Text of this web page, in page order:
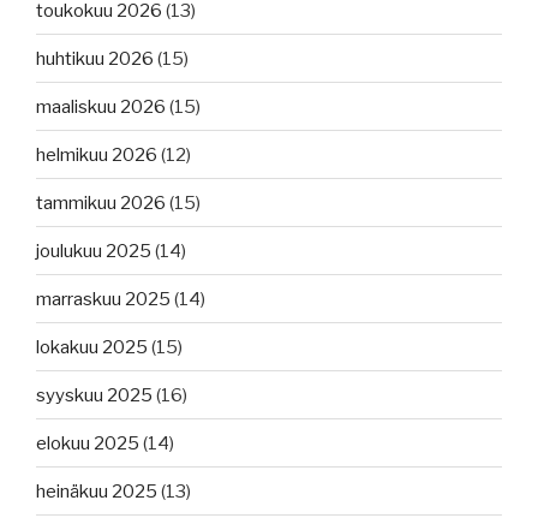
toukokuu 2026 (13)
huhtikuu 2026 (15)
maaliskuu 2026 (15)
helmikuu 2026 (12)
tammikuu 2026 (15)
joulukuu 2025 (14)
marraskuu 2025 (14)
lokakuu 2025 (15)
syyskuu 2025 (16)
elokuu 2025 (14)
heinäkuu 2025 (13)